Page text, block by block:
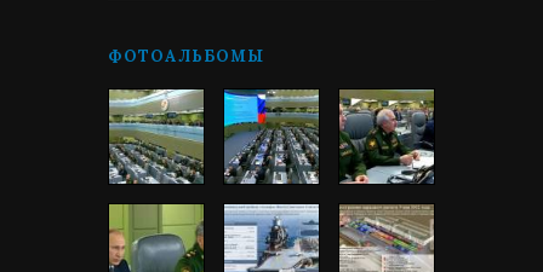
ФОТОАЛЬБОМЫ